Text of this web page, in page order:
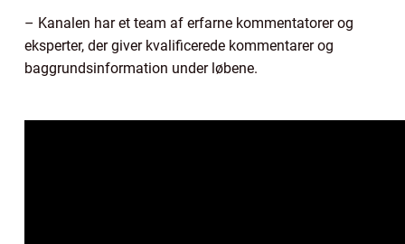
– Kanalen har et team af erfarne kommentatorer og
eksperter, der giver kvalificerede kommentarer og
baggrundsinformation under løbene.